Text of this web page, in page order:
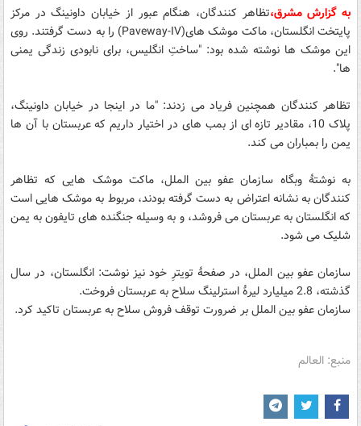
به گزارش مشرق،تظاهر کنندگان، هنگام عبور از خیابان داونینگ در مرکز
پایتخت انگلستان، ماکت موشک های(Paveway-IV) را به دست گرفتند. روی
این موشک ها نوشته شده بود: "ساختِ انگلیس، برای نابودی زندگی یمنی
ها".
تظاهر کنندگان همچنین فریاد می زدند: "ما در اینجا در خیابان داونینگ،
پلاک 10، مقادیر تازه ای از بمب های در اختیار داریم که عربستان با آن ها
یمن را بمباران می کند.
به نوشتۀ وبگاه سازمان عفو بین الملل، ماکت موشک هایی که تظاهر
کنندگان به نشانه اعتراض به دست گرفته بودند، مربوط به موشک هایی است
که انگلستان به عربستان می فروشد، و به وسیله جنگنده های تایفون به یمن
شلیک می شود.
سازمان عفو بین الملل، در صفحۀ تویترِ خود نیز نوشت: انگلستان، در سال
گذشته، 2.8 میلیارد لیرۀ استرلینگ سلاح به عربستان فروخت.
سازمان عفو بین الملل بر ضرورت توقف فروش سلاح به عربستان تاکید کرد.
منبع: العالم